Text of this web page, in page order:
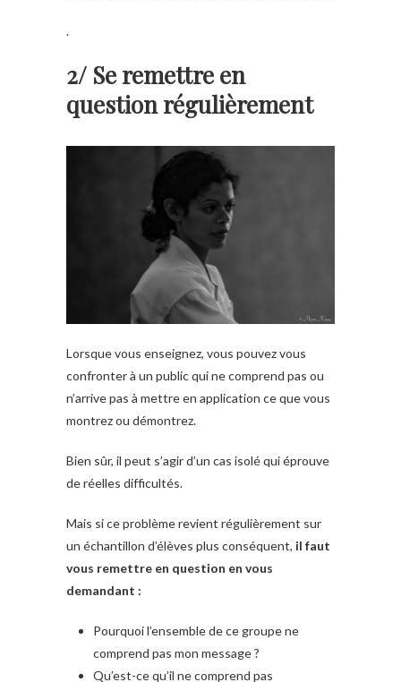
.
2/ Se remettre en
question régulièrement
Lorsque vous enseignez, vous pouvez vous
confronter à un public qui ne comprend pas ou
n’arrive pas à mettre en application ce que vous
montrez ou démontrez.
Bien sûr, il peut s’agir d’un cas isolé qui éprouve
de réelles difficultés.
Mais si ce problème revient régulièrement sur
un échantillon d’élèves plus conséquent, il faut
vous remettre en question en vous
demandant :
Pourquoi l’ensemble de ce groupe ne
comprend pas mon message ?
Qu’est-ce qu’il ne comprend pas